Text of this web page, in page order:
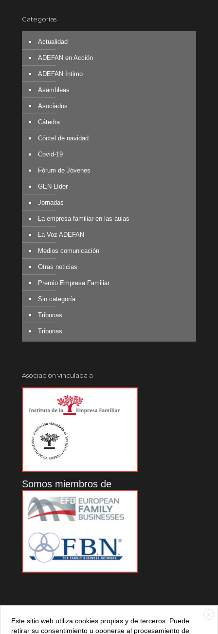
Categorías
Actualidad
ADEFAN en Acción
ADEFAN Íntimo
Asambleas
Asociados
Cátedra
Cóctel de navidad
Covid-19
Fórum de Jóvenes
GEN-Líder
Jornadas
La empresa familiar en las aulas
La Voz ADEFAN
Medios comunicación
Otras noticias
Premio Empresa Familiar
Sin categoría
Tribunas
Tribunas
Asociación vinculada a
Somos miembros de
X
Este sitio web utiliza cookies propias y de terceros. Puede
retirar su consentimiento u oponerse al procesamiento de